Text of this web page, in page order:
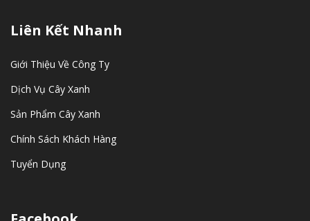
Liên Kết Nhanh
Giới Thiệu Về Công Ty
Dịch Vụ Cây Xanh
Sản Phẩm Cây Xanh
Chính Sách Khách Hàng
Tuyển Dụng